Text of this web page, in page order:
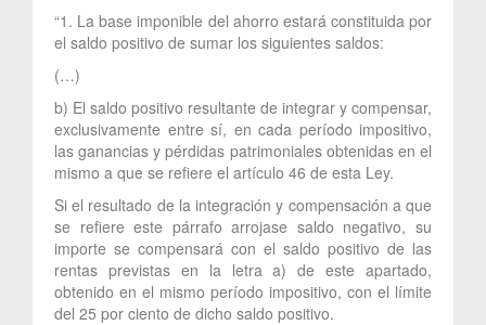
“1. La base imponible del ahorro estará constituida por
el saldo positivo de sumar los siguientes saldos:
(…)
b) El saldo positivo resultante de integrar y compensar,
exclusivamente entre sí, en cada período impositivo,
las ganancias y pérdidas patrimoniales obtenidas en el
mismo a que se refiere el artículo 46 de esta Ley.
Si el resultado de la integración y compensación a que
se refiere este párrafo arrojase saldo negativo, su
importe se compensará con el saldo positivo de las
rentas previstas en la letra a) de este apartado,
obtenido en el mismo período impositivo, con el límite
del 25 por ciento de dicho saldo positivo.